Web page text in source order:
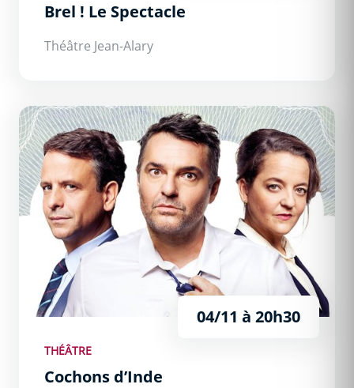
Brel ! Le Spectacle
Théâtre Jean-Alary
Cochons d’Inde
04/11 à 20h30
THÉÂTRE
Cochons d’Inde